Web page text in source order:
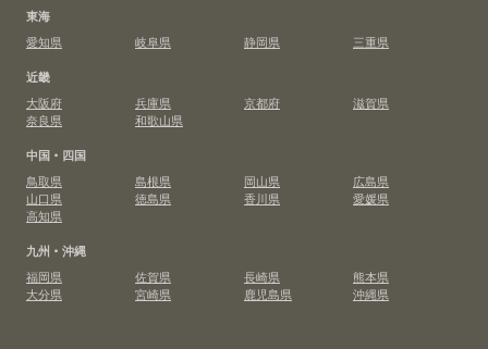
東海
愛知県
岐阜県 静岡県
三重県
近畿
大阪府
兵庫県 京都府
滋賀県
奈良県
和歌山県
中国・四国
鳥取県
島根県 岡山県
広島県
山口県
徳島県 香川県
愛媛県
高知県
九州・沖縄
福岡県
佐賀県 長崎県
熊本県
大分県
宮崎県 鹿児島県 沖縄県